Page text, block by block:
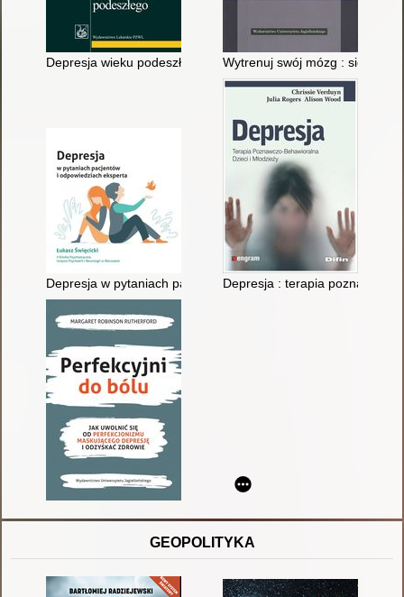
Depresja wieku podeszłego Wytrenuj swój mózg :
Depresja w pytaniach pacjentów i odpowiedziach eksperta
Depresja : terapia poznawczo-
GEOPOLITYKA